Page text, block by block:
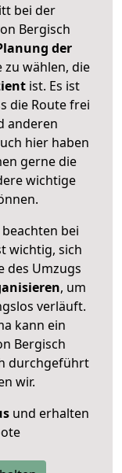
bei der
Bergisch
der
zu wählen, die
ist. Es ist
die Route frei
anderen
hier haben
gerne die
wichtige
bei
wichtig, sich
des Umzugs
, um
verläuft.
kann ein
Bergisch
durchgeführt
wir.
und erhalten